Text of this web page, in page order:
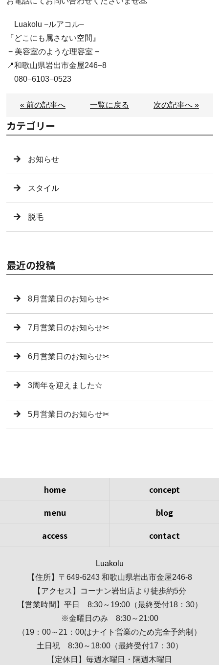
Luakolu −ルアコル−
『どこにも属さない空間』
− 美容室のような理容室 −
📍和歌山県岩出市金屋246−8
080−6103−0523
« 前の記事へ 一覧に戻る 次の記事へ »
カテゴリー
お知らせ
スタイル
脱毛
最近の投稿
8月営業日のお知らせ✂︎
7月営業日のお知らせ✂︎
6月営業日のお知らせ✂︎
3周年を迎えました☆
5月営業日のお知らせ✂︎
home
concept
menu
blog
access
contact
Luakolu
【住所】〒649-6243 和歌山県岩出市金屋246-8
【アクセス】コーナン岩出店より徒歩約5分
【営業時間】平日 8:30～19:00（最終受付18：30）
※金曜日のみ 8:30～21:00
（19：00～21：00はナイト営業のため完全予約制）
土日祝 8:30～18:00（最終受付17：30）
【定休日】毎週水曜日・隔週木曜日